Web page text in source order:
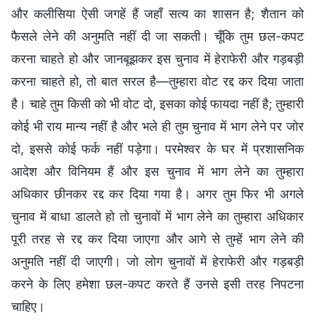
और कलीसिया ऐसी जगहें हैं जहाँ सत्य का शासन है; शैतान को
फैसले लेने की अनुमति नहीं दी जा सकती। चूँकि तुम छल-कपट
करना चाहते हो और जानबूझकर इस चुनाव में हेराफेरी और गड़बड़ी
करना चाहते हो, तो बात सरल है—तुम्हारा वोट रद्द कर दिया जाता
है। चाहे तुम किसी को भी वोट दो, इसका कोई फायदा नहीं है; तुम्हारी
कोई भी राय मान्य नहीं है और भले ही तुम चुनाव में भाग लेने पर जोर
दो, इससे कोई फर्क नहीं पड़ेगा। परमेश्वर के घर में प्रशासनिक
आदेश और विनियम हैं और इस चुनाव में भाग लेने का तुम्हारा
अधिकार छीनकर रद्द कर दिया गया है। अगर तुम फिर भी अगले
चुनाव में बाधा डालते हो तो चुनावों में भाग लेने का तुम्हारा अधिकार
पूरी तरह से रद्द कर दिया जाएगा और आगे से तुम्हें भाग लेने की
अनुमति नहीं दी जाएगी। जो लोग चुनावों में हेराफेरी और गड़बड़ी
करने के लिए हमेशा छल-कपट करते हैं उनसे इसी तरह निपटना
चाहिए।